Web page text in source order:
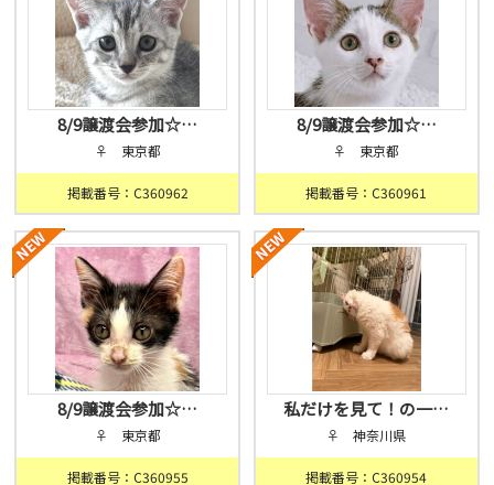
8/9譲渡会参加☆…
♀ 東京都
掲載番号：C360962
8/9譲渡会参加☆…
♀ 東京都
掲載番号：C360961
8/9譲渡会参加☆…
♀ 東京都
掲載番号：C360955
私だけを見て！の一…
♀ 神奈川県
掲載番号：C360954